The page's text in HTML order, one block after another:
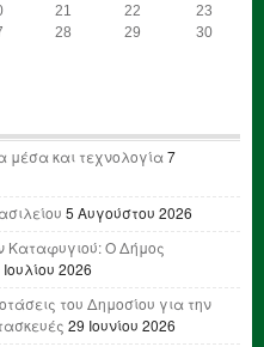
21 22
23
28 29
30
μέσα και τεχνολογία7
5 Αυγούστου 2026
Καταφυγιού: Ο Δήμος
Ιουλίου 2026
του Δημοσίου για την
29 Ιουνίου 2026